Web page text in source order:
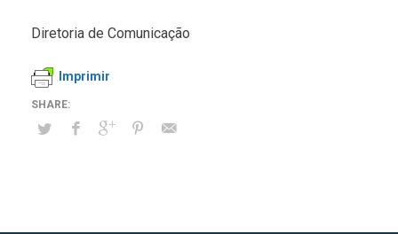
Diretoria de Comunicação
Imprimir